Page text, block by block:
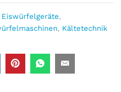
Eiswürfelgeräte,
, Kältetechnik